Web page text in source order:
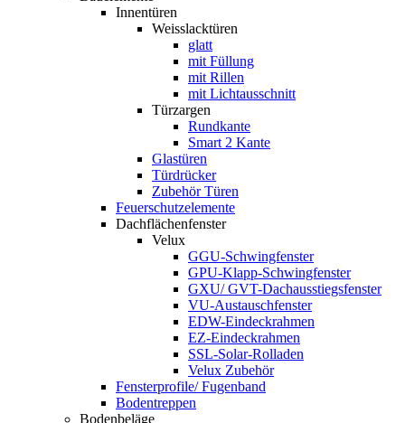
Innentüren
Weisslacktüren
glatt
mit Füllung
mit Rillen
mit Lichtausschnitt
Türzargen
Rundkante
Smart 2 Kante
Glastüren
Türdrücker
Zubehör Türen
Feuerschutzelemente
Dachflächenfenster
Velux
GGU-Schwingfenster
GPU-Klapp-Schwingfenster
GXU/ GVT-Dachausstiegsfenster
VU-Austauschfenster
EDW-Eindeckrahmen
EZ-Eindeckrahmen
SSL-Solar-Rolladen
Velux Zubehör
Fensterprofile/ Fugenband
Bodentreppen
Bodenbeläge